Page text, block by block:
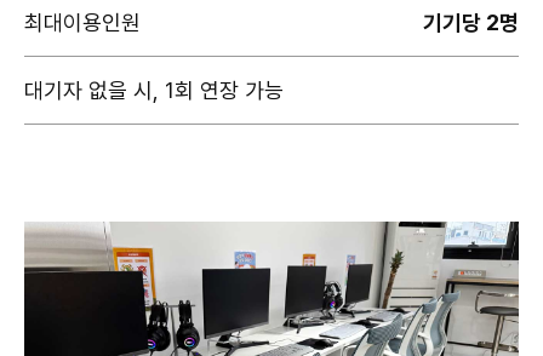
최대이용인원 기기당 2명
대기자 없을 시, 1회 연장 가능